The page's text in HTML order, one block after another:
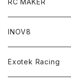
BD9 MID
Option Parts For
Accessories
CREST ESC
GT8 （1/8 W/
LMH （1/10 190mm）
Liquid Mask＜リキ
Accessories＜バッ
RC MAKER
SP2＜組立キット／
SP1＜組立キット／
INOV8
Bodyshell
Exotek Racing